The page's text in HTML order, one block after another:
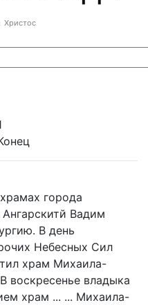
Христос
города
Ангарскитй Вадим
В день
Небесных Сил
храм Михаила-
воскресенье владыка
храм ... ... Михаила-